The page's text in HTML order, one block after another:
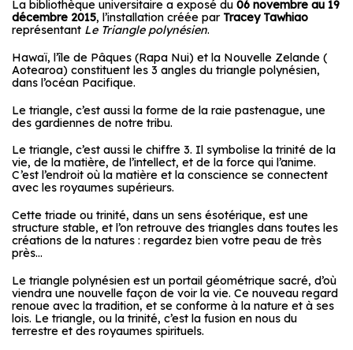
La bibliothèque universitaire a exposé du 06 novembre au 19
décembre 2015, l’installation créée par Tracey Tawhiao
représentant Le Triangle polynésien.
Hawaï, l’île de Pâques (Rapa Nui) et la Nouvelle Zelande (
Aotearoa) constituent les 3 angles du triangle polynésien,
dans l’océan Pacifique.
Le triangle, c’est aussi la forme de la raie pastenague, une
des gardiennes de notre tribu.
Le triangle, c’est aussi le chiffre 3. Il symbolise la trinité de la
vie, de la matière, de l’intellect, et de la force qui l’anime.
C’est l’endroit où la matière et la conscience se connectent
avec les royaumes supérieurs.
Cette triade ou trinité, dans un sens ésotérique, est une
structure stable, et l’on retrouve des triangles dans toutes les
créations de la natures : regardez bien votre peau de très
près…
Le triangle polynésien est un portail géométrique sacré, d’où
viendra une nouvelle façon de voir la vie. Ce nouveau regard
renoue avec la tradition, et se conforme à la nature et à ses
lois. Le triangle, ou la trinité, c’est la fusion en nous du
terrestre et des royaumes spirituels.